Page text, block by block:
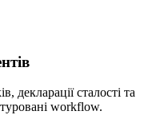
декларації сталості та
workflow.